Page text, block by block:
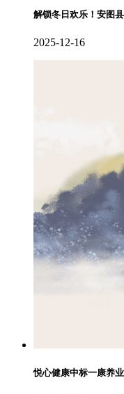
解锁冬日欢乐！安图
2025-12-16
悦心健康中标一康养